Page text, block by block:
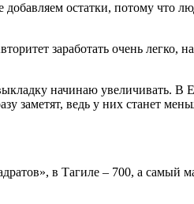
остатки, потому что
заработать очень легко,
начинаю увеличивать. В
заметят, ведь у них станет
в Тагиле – 700, а самый